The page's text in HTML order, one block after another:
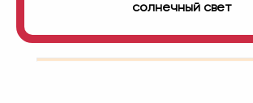
солнечный свет